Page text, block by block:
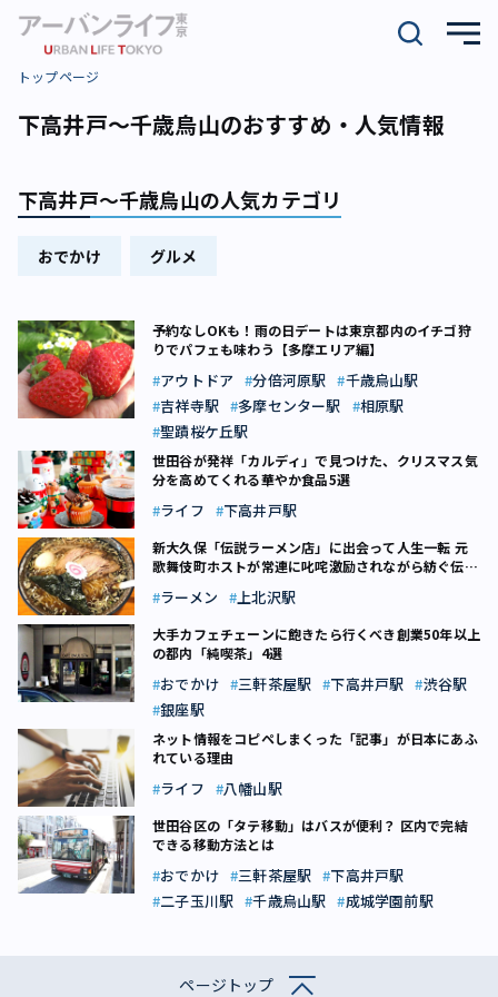
トップページ
下高井戸～千歳烏山のおすすめ・人気情報
下高井戸～千歳烏山の人気カテゴリ
おでかけ グルメ
予約なしOKも！雨の日デートは東京都内のイチゴ狩
りでパフェも味わう【多摩エリア編】
アウトドア 分倍河原駅
千歳烏山駅
吉祥寺駅
多摩センター駅
相原駅
聖蹟桜ケ丘駅
世田谷が発祥「カルディ」で見つけた、クリスマス気
分を高めてくれる華やか食品5選
ライフ 下高井戸駅
新大久保「伝説ラーメン店」に出会って人生一転 元
歌舞伎町ホストが常連に叱咤激励されながら紡ぐ伝説
ラーメン 上北沢駅
大手カフェチェーンに飽きたら行くべき創業50年以上
の都内「純喫茶」4選
おでかけ 三軒茶屋駅 下高井戸駅
渋谷駅
銀座駅
ネット情報をコピペしまくった「記事」が日本にあふ
れている理由
ライフ 八幡山駅
世田谷区の「タテ移動」はバスが便利？ 区内で完結
できる移動方法とは
おでかけ 三軒茶屋駅
下高井戸駅
二子玉川駅
千歳烏山駅 成城学園前駅
ページトップ